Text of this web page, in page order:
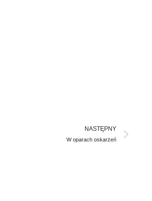
NASTĘPNY
W oparach oskarżeń